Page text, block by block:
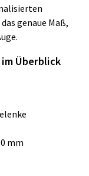
genaue Maß,
Überblick
mm